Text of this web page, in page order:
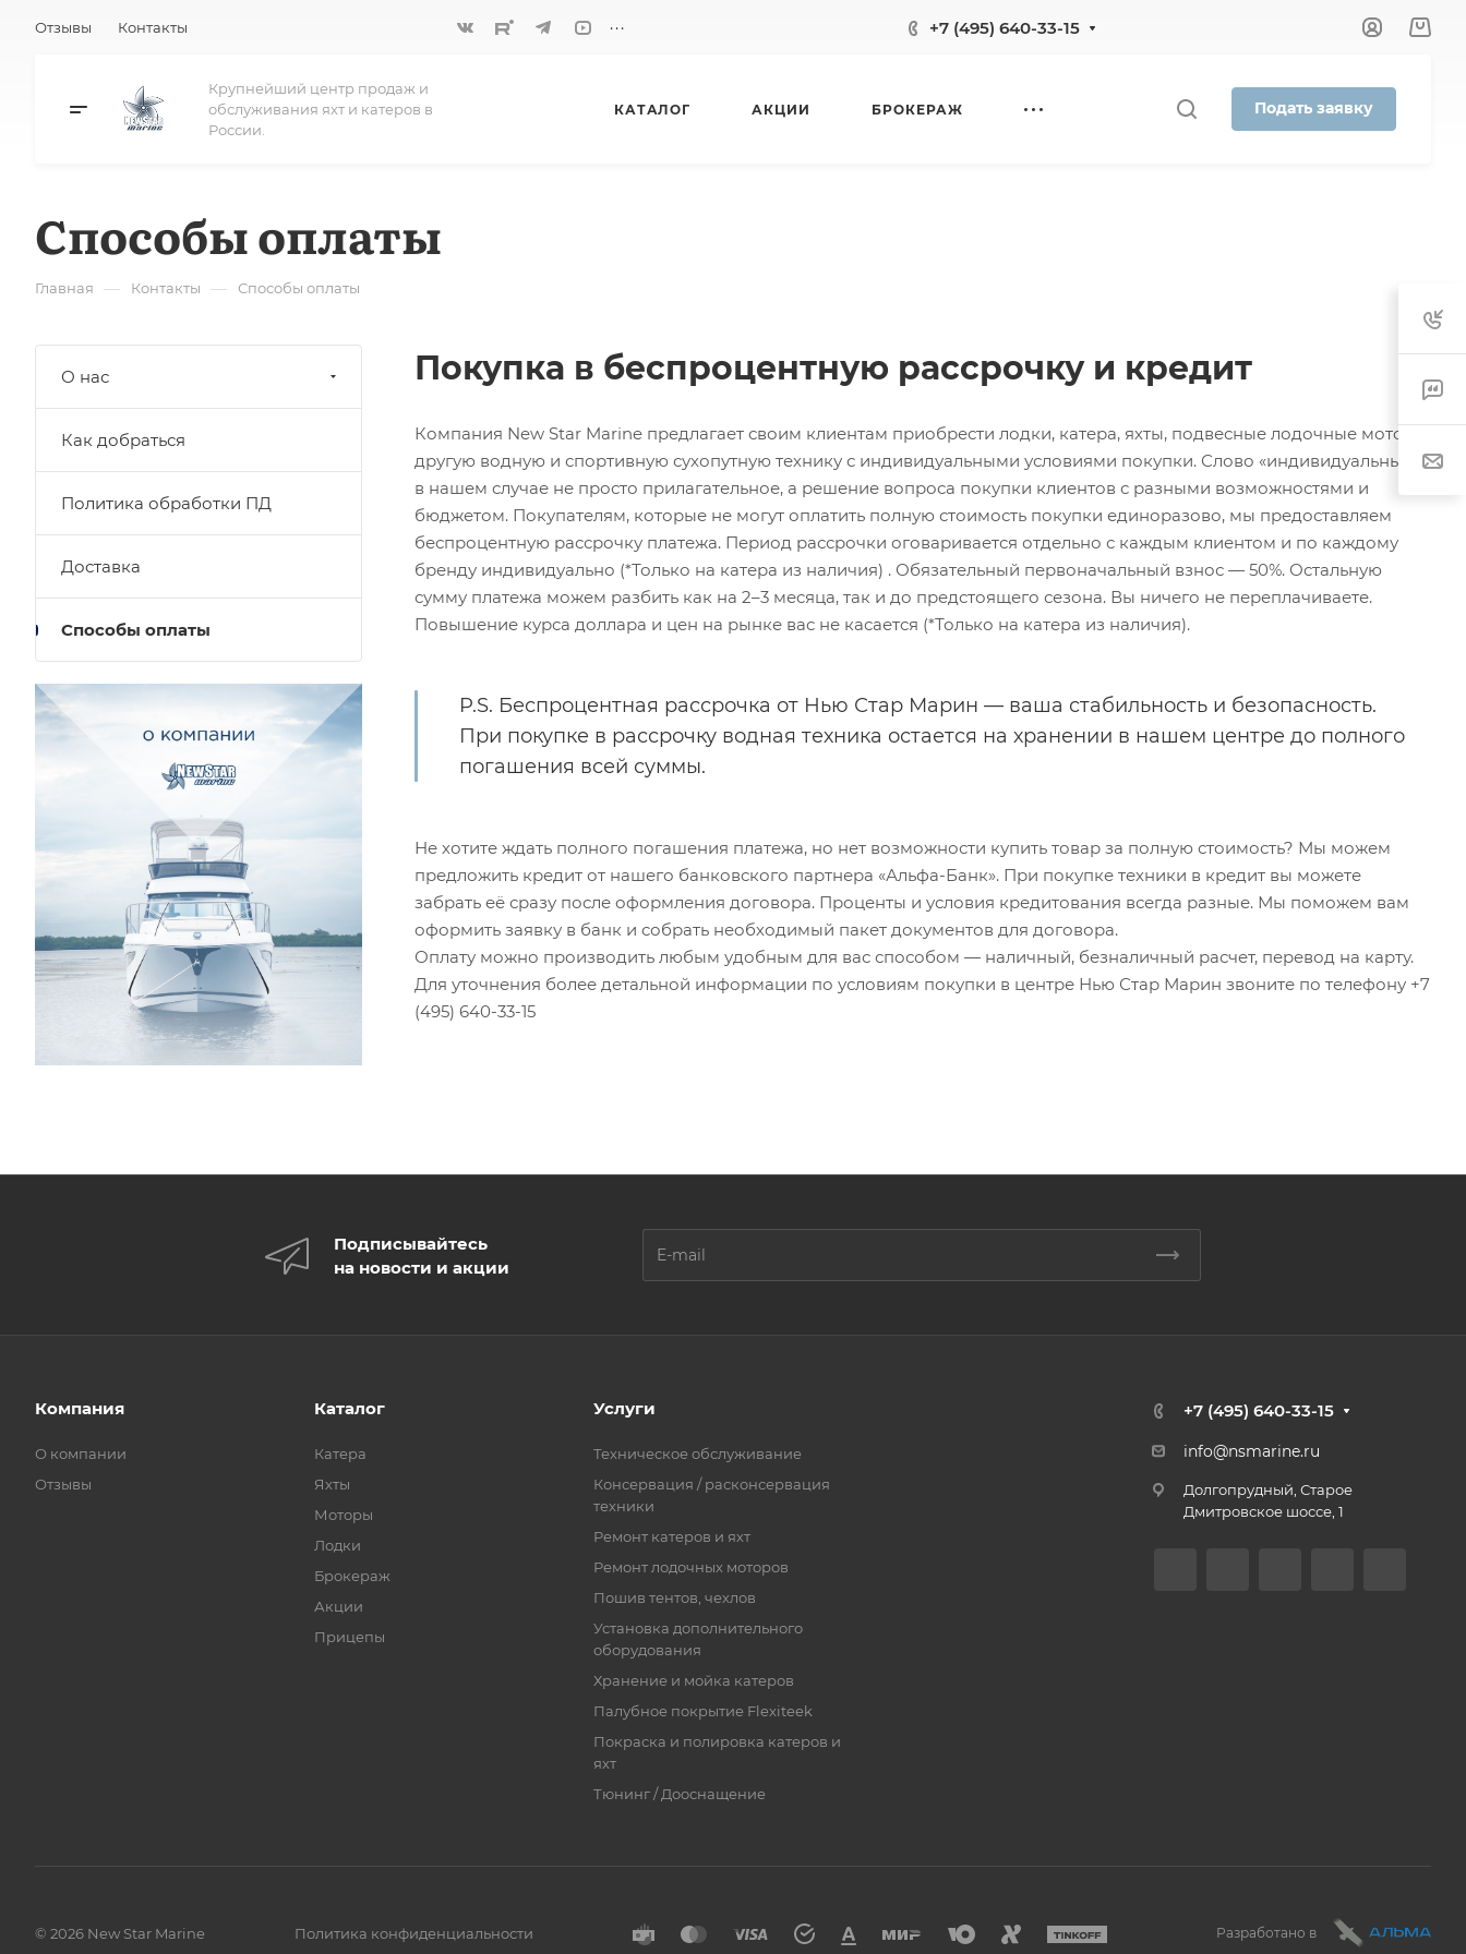
Отзывы Контакты ... +7 (495) 640-33-15
Крупнейший центр продаж и
обслуживания яхт и катеров в
России.
КАТАЛОГ АКЦИИ БРОКЕРАЖ Подать заявку
Способы оплаты
Главная — Контакты — Способы оплаты
Покупка в беспроцентную рассрочку и кредит
Компания New Star Marine предлагает своим клиентам приобрести лодки, катера, яхты, подвесные лодочные моторы,
другую водную и спортивную сухопутную технику с индивидуальными условиями покупки. Слово «индивидуальные»
в нашем случае не просто прилагательное, а решение вопроса покупки клиентов с разными возможностями и
бюджетом. Покупателям, которые не могут оплатить полную стоимость покупки единоразово, мы предоставляем
беспроцентную рассрочку платежа. Период рассрочки оговаривается отдельно с каждым клиентом и по каждому
бренду индивидуально (*Только на катера из наличия) . Обязательный первоначальный взнос — 50%. Остальную
сумму платежа можем разбить как на 2–3 месяца, так и до предстоящего сезона. Вы ничего не переплачиваете.
Повышение курса доллара и цен на рынке вас не касается (*Только на катера из наличия).
P.S. Беспроцентная рассрочка от Нью Стар Марин — ваша стабильность и безопасность.
При покупке в рассрочку водная техника остается на хранении в нашем центре до полного
погашения всей суммы.
Не хотите ждать полного погашения платежа, но нет возможности купить товар за полную стоимость? Мы можем
предложить кредит от нашего банковского партнера «Альфа-Банк». При покупке техники в кредит вы можете
забрать её сразу после оформления договора. Проценты и условия кредитования всегда разные. Мы поможем вам
оформить заявку в банк и собрать необходимый пакет документов для договора.
Оплату можно производить любым удобным для вас способом — наличный, безналичный расчет, перевод на карту.
Для уточнения более детальной информации по условиям покупки в центре Нью Стар Марин звоните по телефону +7
(495) 640-33-15
О нас
Как добраться
Политика обработки ПД
Доставка
Способы оплаты
Подписывайтесь
на новости и акции
Компания
О компании
Отзывы
Каталог
Катера
Яхты
Моторы
Лодки
Брокераж
Акции
Прицепы
Услуги
Техническое обслуживание
Консервация / расконсервация
техники
Ремонт катеров и яхт
Ремонт лодочных моторов
Пошив тентов, чехлов
Установка дополнительного
оборудования
Хранение и мойка катеров
Палубное покрытие Flexiteek
Покраска и полировка катеров и
яхт
Тюнинг / Дооснащение
+7 (495) 640-33-15
info@nsmarine.ru
Долгопрудный, Старое
Дмитровское шоссе, 1
© 2026 New Star Marine Политика конфиденциальности Разработано в